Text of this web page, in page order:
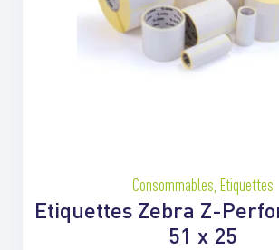
Consommables Etiquettes
Etiquettes Zebra Z-
51 x 25